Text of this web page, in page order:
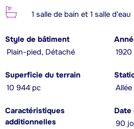
1 salle de bain et 1 salle d'eau
Style de bâtiment
Plain-pied, Détaché
1920
Superficie du terrain
10 944 pc
Allée
Caractéristiques
additionnelles
Date
90